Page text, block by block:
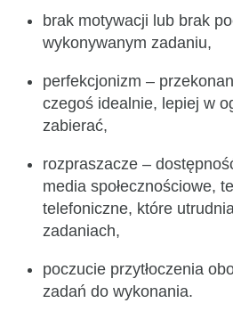
brak motywacji lub brak
wykonywanym zadaniu,
perfekcjonizm –
czegoś idealnie, lepiej w
zabierać,
rozpraszacze –
media społecznościowe,
telefoniczne, które
zadaniach,
poczucie przytłoczenia
zadań do wykonania.